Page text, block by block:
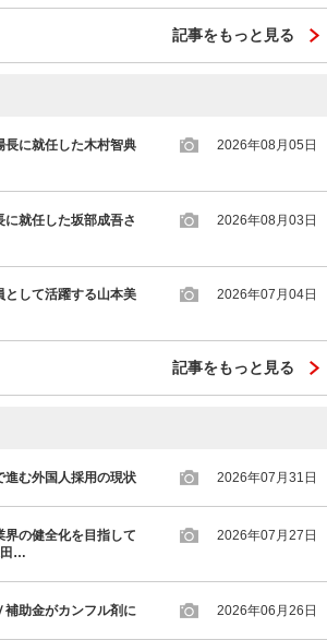
記事をもっと見る
長に就任した木村智典
2026年08月05日
に就任した坂部成吾さ
2026年08月03日
として活躍する山本美
2026年07月04日
記事をもっと見る
進む外国人採用の現状 2026年07月31日
界の健全化を目指して
田…
2026年07月27日
補助金がカンフル剤に 2026年06月26日